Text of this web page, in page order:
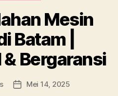
Heavy
Equipment
Crane
Forklift
Flat
Rack
Low
Bed
Mesin
Batam |
Bergaransi
Tanggal
Mei 14, 2025